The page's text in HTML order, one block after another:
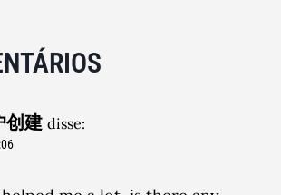
创建 disse: